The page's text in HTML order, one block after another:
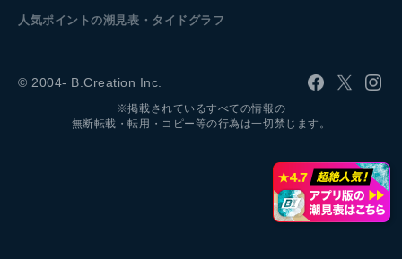
人気ポイントの潮見表・タイドグラフ
© 2004- B.Creation Inc.
※掲載されているすべての情報の
無断転載・転用・コピー等の行為は一切禁じます。